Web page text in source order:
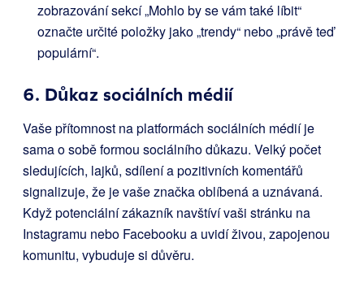
zobrazování sekcí „Mohlo by se vám také líbit“
označte určité položky jako „trendy“ nebo „právě teď
populární“.
6. Důkaz sociálních médií
Vaše přítomnost na platformách sociálních médií je
sama o sobě formou sociálního důkazu. Velký počet
sledujících, lajků, sdílení a pozitivních komentářů
signalizuje, že je vaše značka oblíbená a uznávaná.
Když potenciální zákazník navštíví vaši stránku na
Instagramu nebo Facebooku a uvidí živou, zapojenou
komunitu, vybuduje si důvěru.